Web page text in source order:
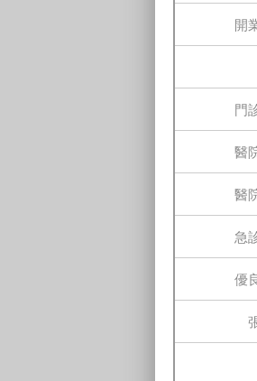
開
門
醫
醫
急
優